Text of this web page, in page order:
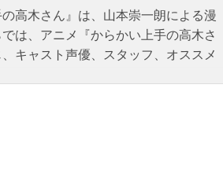
の高木さん』は、山本崇一朗による漫
は、アニメ『からかい上手の高木さ
キャスト声優、スタッフ、オススメ